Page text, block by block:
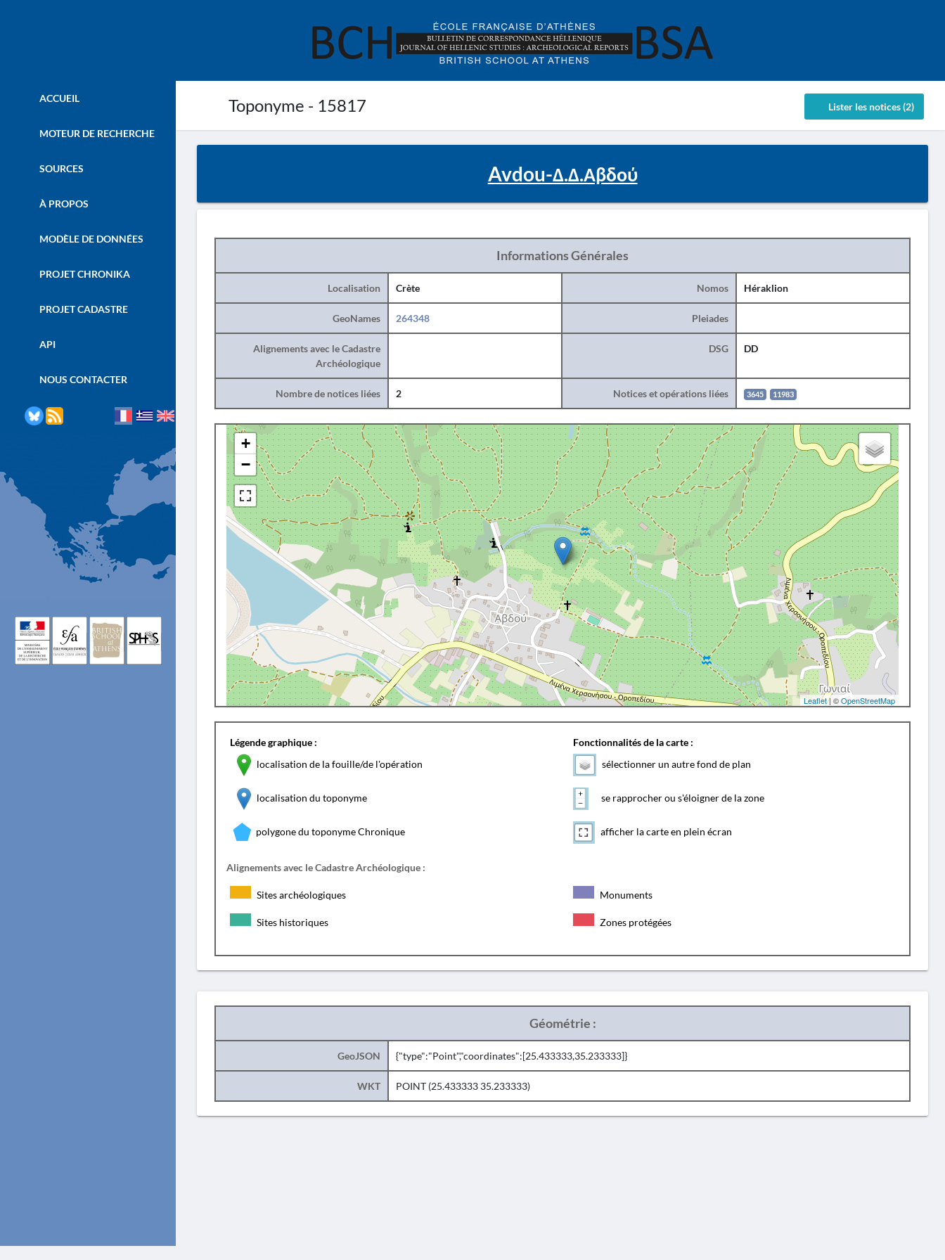
Toponyme - 15817 Lister les notices (2)
ACCUEIL
MOTEUR DE RECHERCHE
SOURCES
À PROPOS
MODÈLE DE DONNÉES
PROJET CHRONIKA
PROJET CADASTRE
API
NOUS CONTACTER
Avdou-Δ.Δ.Αβδού
Informations Générales
Localisation Crète Nomos Héraklion
GeoNames 264348 Pleiades
Alignements avec le Cadastre
Archéologique
DSG DD
Nombre de notices liées 2 Notices et opérations liées 3645 11983
+
−
Leaflet| ©OpenStreetMap
Légende graphique :
localisation de la fouille/de l'opération
localisation du toponyme
polygone du toponyme Chronique
Fonctionnalités de la carte :
sélectionner un autre fond de plan
se rapprocher ou s'éloigner de la zone
afficher la carte en plein écran
Alignements avec le Cadastre Archéologique :
Sites archéologiques Monuments
Sites historiques Zones protégées
Géométrie :
GeoJSON {"type":"Point","coordinates":[25.433333,35.233333]}
WKT POINT (25.433333 35.233333)